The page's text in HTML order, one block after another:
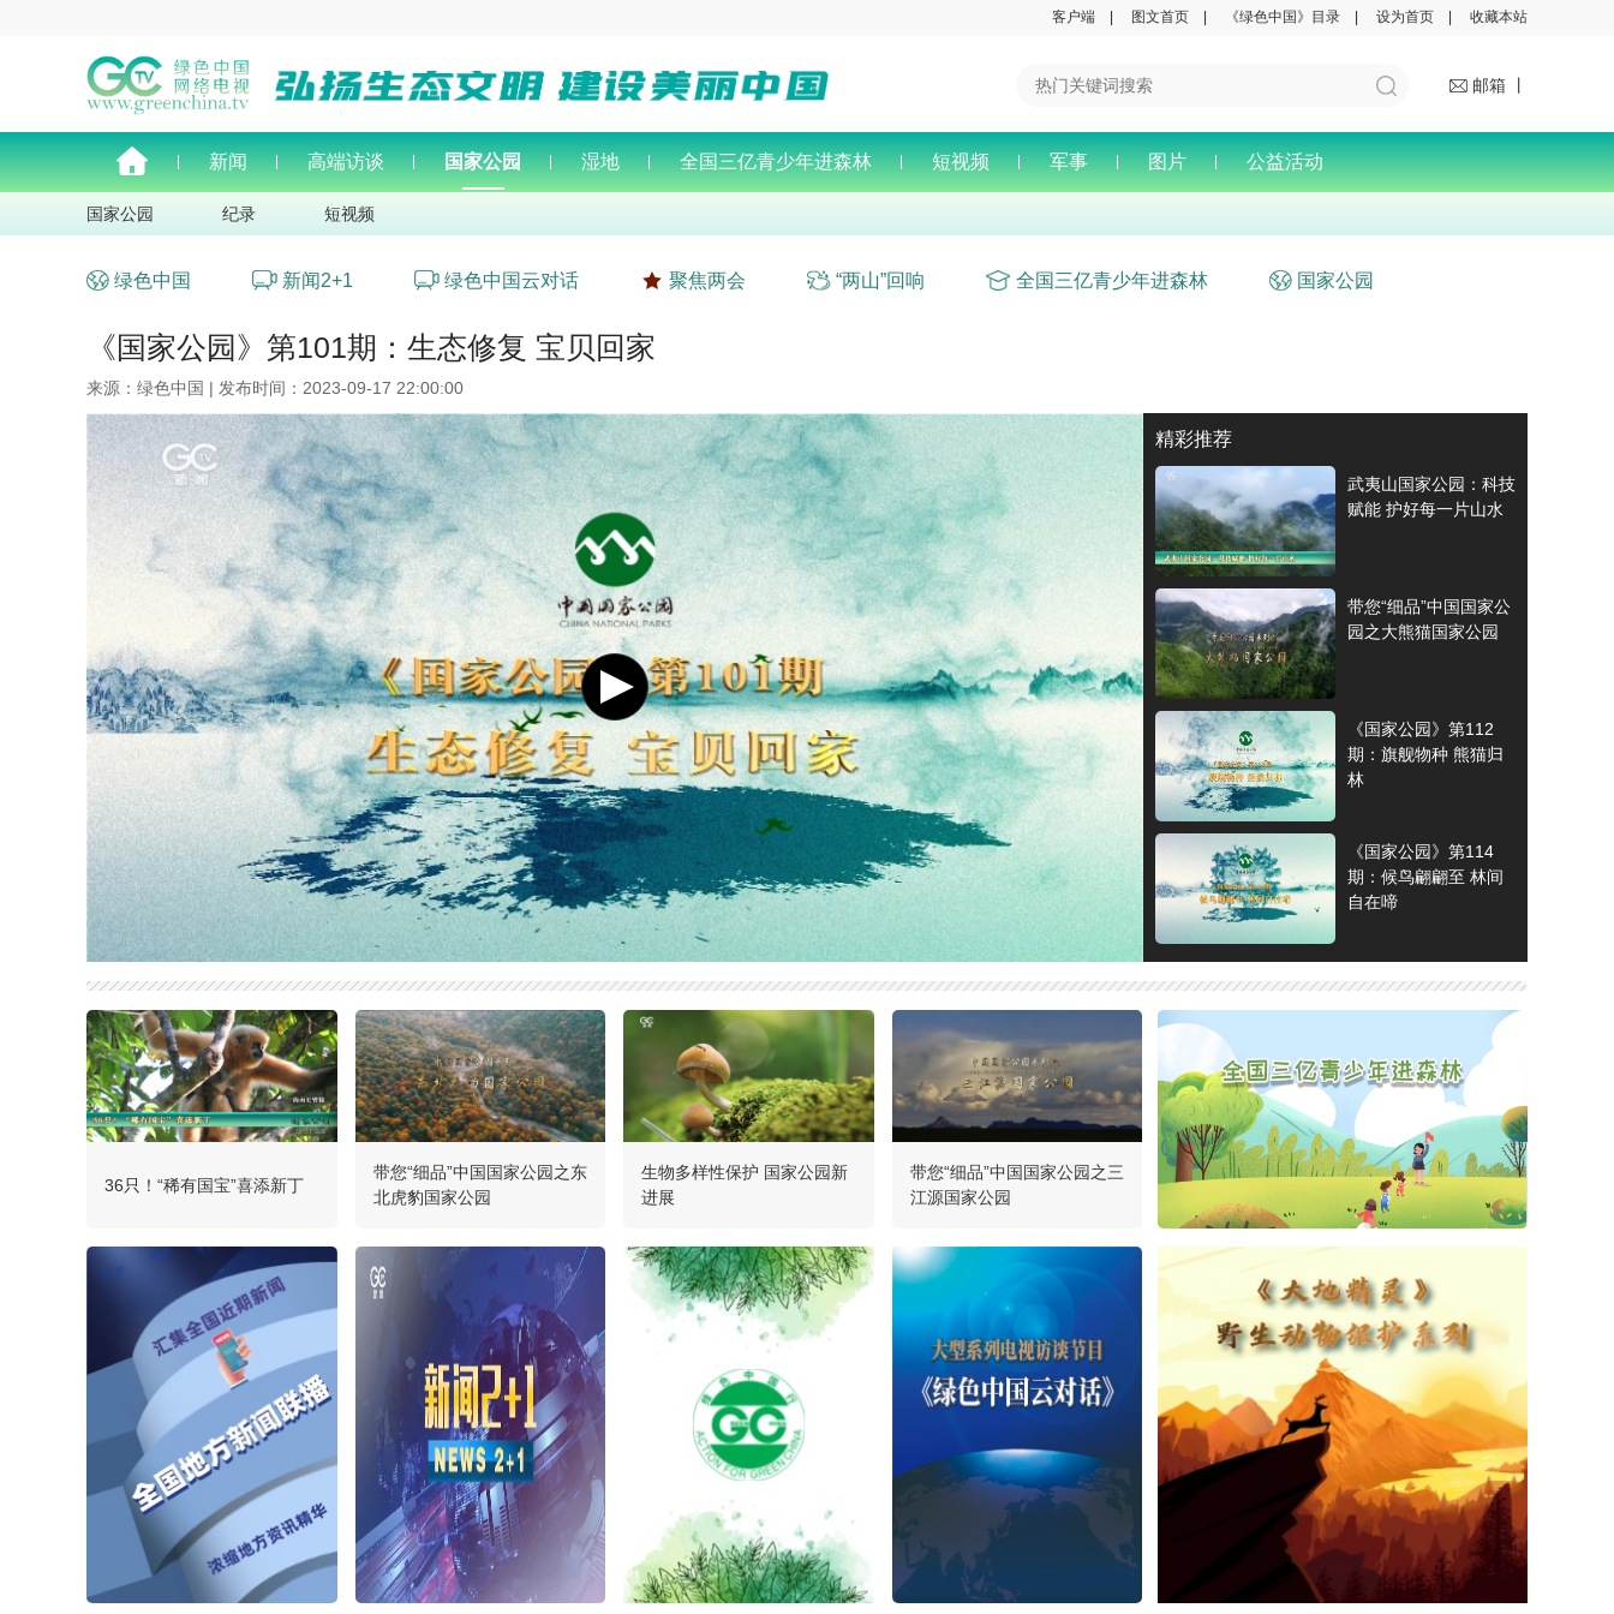
客户端 图文首页 《绿色中国》目录 设为首页 收藏本站
邮箱 丨
新闻 高端访谈 国家公园 湿地 全国三亿青少年进森林 短视频 军事 图片 公益活动
国家公园 纪录 短视频
绿色中国 新闻2+1 绿色中国云对话 聚焦两会 “两山”回响 全国三亿青少年进森林 国家公园
《国家公园》第101期：生态修复 宝贝回家
来源：绿色中国 | 发布时间：2023-09-17 22:00:00
精彩推荐
武夷山国家公园：科技
赋能 护好每一片山水
带您“细品”中国国家公
园之大熊猫国家公园
《国家公园》第112
期：旗舰物种 熊猫归
林
《国家公园》第114
期：候鸟翩翩至 林间
自在啼
《国家公园》第四十二
期：探秘绿之美
《国家公园》第四十
期：雨林深处小精灵
《国家公园》第三十九
期：川巅精灵
《国家公园》第100
期：丰富多彩 靓丽名
片
带您“细品”中国国家公
36只！“稀有国宝”喜添新丁
带您“细品”中国国家公园之东
北虎豹国家公园
生物多样性保护 国家公园新
进展
带您“细品”中国国家公园之三
江源国家公园